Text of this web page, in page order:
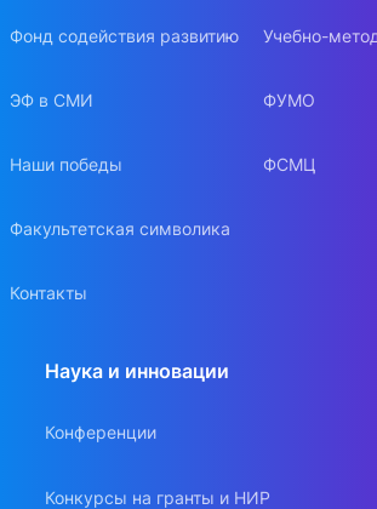
Фонд содействия развитию
ЭФ в СМИ
Наши победы
Факультетская символика
Контакты
Учебно-
ФУМО
ФСМЦ
Наука и инновации
Конференции
Конкурсы на гранты и НИР